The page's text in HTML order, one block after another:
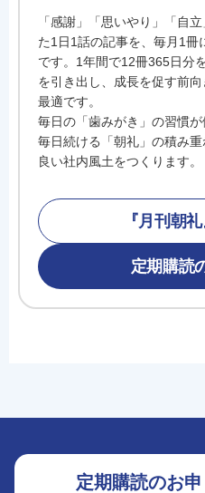
「感謝」「思いやり」「自
た1日1話の記事を、毎月1冊
です。1年間で12冊365日分
を引き出し、成長を促す前
最適です。
毎日の「歯みがき」の習慣が
毎日続ける「朝礼」の積み重
良い社内風土をつくります。
『月刊朝
定期購読
定期購読のお